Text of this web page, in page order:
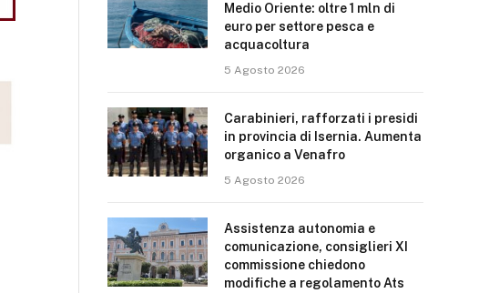
Medio Oriente: oltre 1 mln di
euro per settore pesca e
acquacoltura
5 Agosto 2026
Carabinieri, rafforzati i presidi
in provincia di Isernia. Aumenta
organico a Venafro
5 Agosto 2026
Assistenza autonomia e
comunicazione, consiglieri XI
commissione chiedono
modifiche a regolamento Ats